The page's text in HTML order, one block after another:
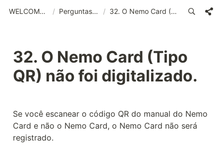
WELCOME (POR)_old / Perguntas frequentes / 32. O Nemo Card (Tipo QR) não foi digitalizado.
32. O Nemo Card (Tipo
QR) não foi digitalizado.
Se você escanear o código QR do manual do Nemo
Card e não o Nemo Card, o Nemo Card não será
registrado.